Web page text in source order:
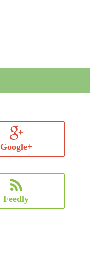
Google+
Feedly